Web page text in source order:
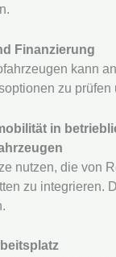
Finanzierung
kann
zu
in
nutzen, die von
zu integrieren.